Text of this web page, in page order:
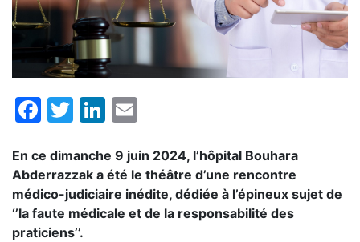
Facebook
TwitterLinkedIn
En ce dimanche 9 juin 2024, l’hôpital Bouhara
Abderrazzak a été le théâtre d’une rencontre
médico-judiciaire inédite, dédiée à l’épineux sujet de
‘’la faute médicale et de la responsabilité des
praticiens’’.